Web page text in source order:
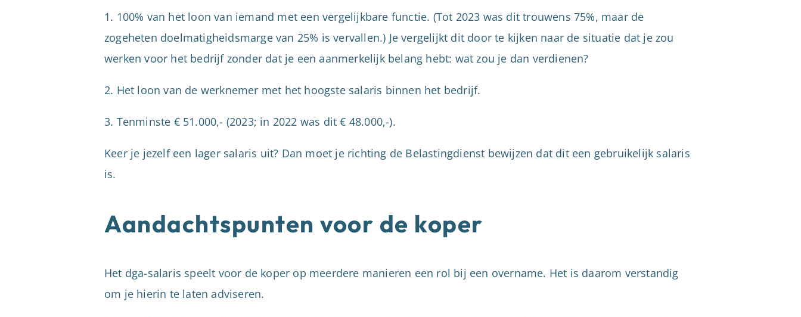
1. 100% van het loon van iemand met een vergelijkbare functie. (Tot 2023 was dit trouwens 75%, maar de
zogeheten doelmatigheidsmarge van 25% is vervallen.) Je vergelijkt dit door te kijken naar de situatie dat je zou
werken voor het bedrijf zonder dat je een aanmerkelijk belang hebt: wat zou je dan verdienen?
2. Het loon van de werknemer met het hoogste salaris binnen het bedrijf.
3. Tenminste € 51.000,- (2023; in 2022 was dit € 48.000,-).
Keer je jezelf een lager salaris uit? Dan moet je richting de Belastingdienst bewijzen dat dit een gebruikelijk salaris
is.
Aandachtspunten voor de koper
Het dga-salaris speelt voor de koper op meerdere manieren een rol bij een overname. Het is daarom verstandig
om je hierin te laten adviseren.